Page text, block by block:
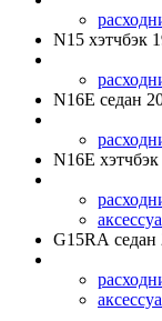
N15 хэтчбэк
N16E седан
N16E
G15RA седан